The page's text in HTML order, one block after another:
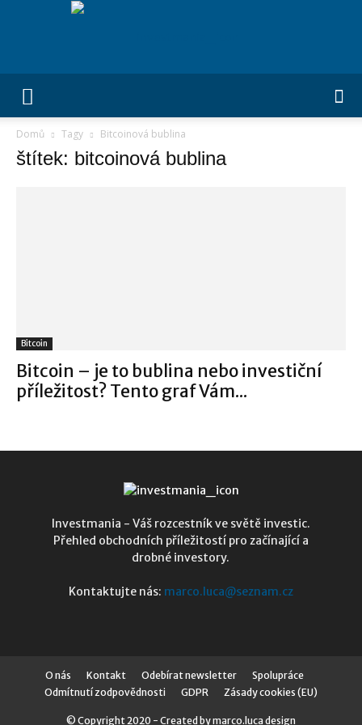
Domů Tagy Bitcoinová bublina
štítek: bitcoinová bublina
Bitcoin
Bitcoin – je to bublina nebo investiční
příležitost? Tento graf Vám...
Investmania - Váš rozcestník ve světě investic.
Přehled obchodních příležitostí pro začínající a
drobné investory.
Kontaktujte nás: marco.luca@seznam.cz
O nás Kontakt Odebírat newsletter
Spolupráce
Odmítnutí zodpovědnosti
GDPR Zásady cookies (EU)
© Copyright 2020 - Created by marco.luca design